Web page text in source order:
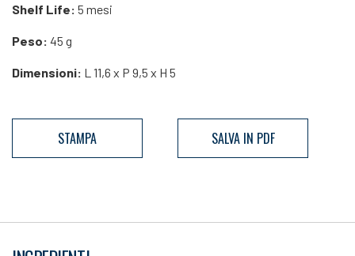
Shelf Life: 5 mesi
Peso: 45 g
Dimensioni: L 11,6 x P 9,5 x H 5
STAMPA SALVA IN PDF